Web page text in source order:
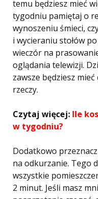
temu będziesz mieć
tygodniu pamiętaj o
wynoszeniu śmieci,
i wycieraniu stołów
wieczór na
oglądania telewizji.
zawsze będziesz
rzeczy.
Czytaj więcej: Ile
w tygodniu?
Dodatkowo
na odkurzanie. Tego
wszystkie
2 minut. Jeśli masz